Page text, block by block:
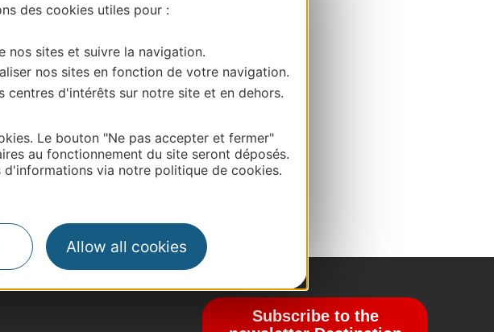
des cookies utiles pour :
nos sites et suivre la navigation.
nos sites en fonction de votre navigation.
centres d'intérêts sur notre site et en dehors.
Le bouton "Ne pas accepter et fermer"
au fonctionnement du site seront déposés.
via notre politique de cookies.
Allow all cookies
OpenStreetMap contributors
Subscribe to the